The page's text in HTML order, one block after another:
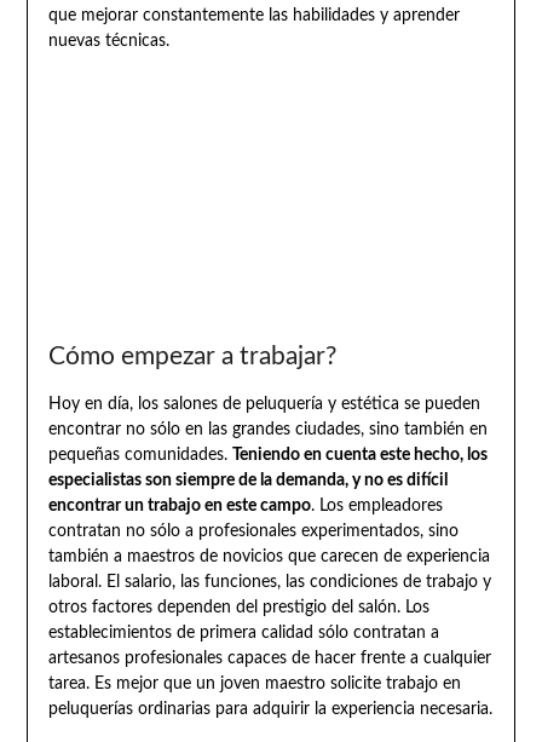
que mejorar constantemente las habilidades y aprender
nuevas técnicas.
Cómo empezar a trabajar?
Hoy en día, los salones de peluquería y estética se pueden
encontrar no sólo en las grandes ciudades, sino también en
pequeñas comunidades. Teniendo en cuenta este hecho, los
especialistas son siempre de la demanda, y no es difícil
encontrar un trabajo en este campo. Los empleadores
contratan no sólo a profesionales experimentados, sino
también a maestros de novicios que carecen de experiencia
laboral. El salario, las funciones, las condiciones de trabajo y
otros factores dependen del prestigio del salón. Los
establecimientos de primera calidad sólo contratan a
artesanos profesionales capaces de hacer frente a cualquier
tarea. Es mejor que un joven maestro solicite trabajo en
peluquerías ordinarias para adquirir la experiencia necesaria.